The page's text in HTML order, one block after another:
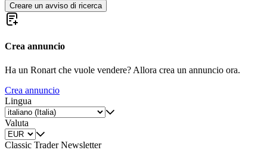
Creare un avviso di ricerca
Crea annuncio
Ha un Ronart che vuole vendere? Allora crea un annuncio ora.
Crea annuncio
Lingua
Valuta
Classic Trader Newsletter